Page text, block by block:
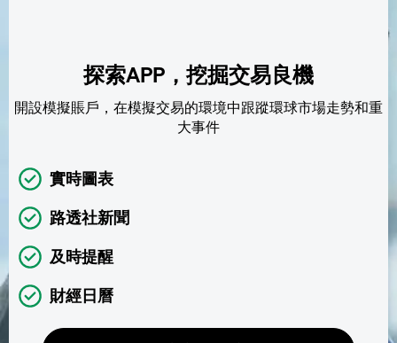
探索APP，挖掘交易良機
開設模擬賬戶，在模擬交易的環境中跟蹤環球市場走勢和重
大事件
實時圖表
路透社新聞
及時提醒
財經日曆